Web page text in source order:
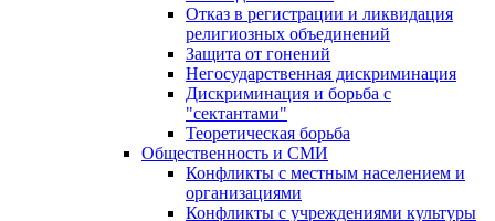
Отказ в регистрации и ликвидация
религиозных объединений
Защита от гонений
Негосударственная дискриминация
Дискриминация и борьба с
"сектантами"
Теоретическая борьба
Общественность и СМИ
Конфликты с местным населением и
организациями
Конфликты с учреждениями культуры